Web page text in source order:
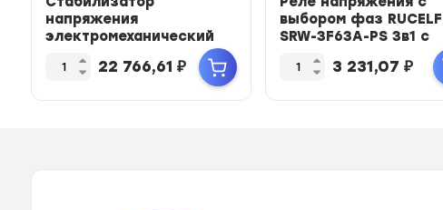
напряжения
электромеханический
RUCELF SDF.II-10000-L
(10000 ВА, ...
22 766,61 ₽
выбором фаз RUCELF
SRW-3F63A-PS 3в1 с
перекл...3 231,07 ₽